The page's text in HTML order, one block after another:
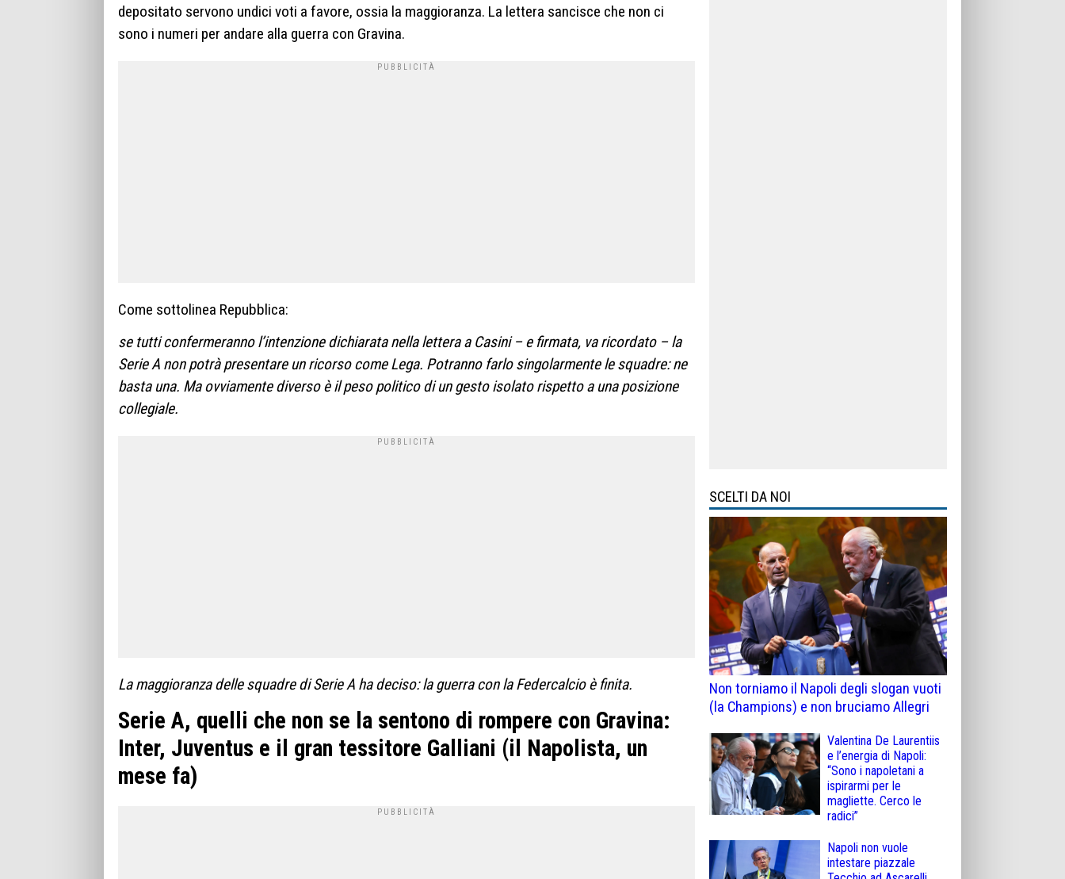
depositato servono undici voti a favore, ossia la maggioranza. La lettera sancisce che non ci
sono i numeri per andare alla guerra con Gravina.
Come sottolinea Repubblica:
se tutti confermeranno l’intenzione dichiarata nella lettera a Casini – e firmata, va ricordato – la
Serie A non potrà presentare un ricorso come Lega. Potranno farlo singolarmente le squadre: ne
basta una. Ma ovviamente diverso è il peso politico di un gesto isolato rispetto a una posizione
collegiale.
La maggioranza delle squadre di Serie A ha deciso: la guerra con la Federcalcio è finita.
Serie A, quelli che non se la sentono di rompere con Gravina:
Inter, Juventus e il gran tessitore Galliani (il Napolista, un
mese fa)
SCELTI DA NOI
Non torniamo il Napoli degli slogan vuoti
(la Champions) e non bruciamo Allegri
Valentina De Laurentiis
e l’energia di Napoli:
“Sono i napoletani a
ispirarmi per le
magliette. Cerco le
radici”
Napoli non vuole
intestare piazzale